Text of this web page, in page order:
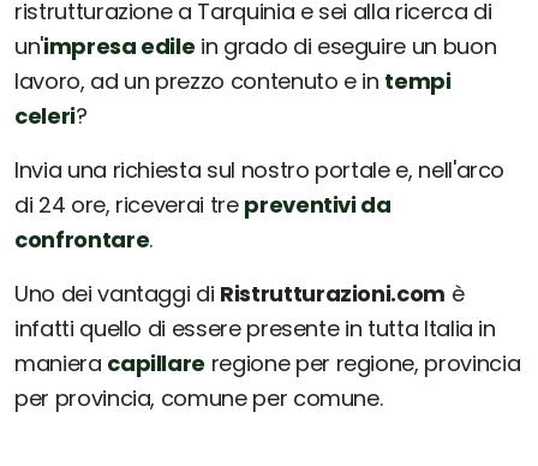
ristrutturazione a Tarquinia e sei alla ricerca di
un'impresa edile in grado di eseguire un buon
lavoro, ad un prezzo contenuto e in tempi
celeri?
Invia una richiesta sul nostro portale e, nell'arco
di 24 ore, riceverai tre preventivi da
confrontare.
Uno dei vantaggi di Ristrutturazioni.com è
infatti quello di essere presente in tutta Italia in
maniera capillare regione per regione, provincia
per provincia, comune per comune.